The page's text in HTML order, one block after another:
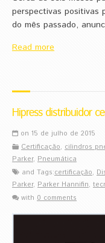
perspectivas positivas
do mês passado,
Read more
Hipress distribuidor
on 15 de julho de 2015
Certificação, cilindros
Parker, Pneumática
and Tags:certificação,
Parker, Parker Hannifin,
with 0 comments